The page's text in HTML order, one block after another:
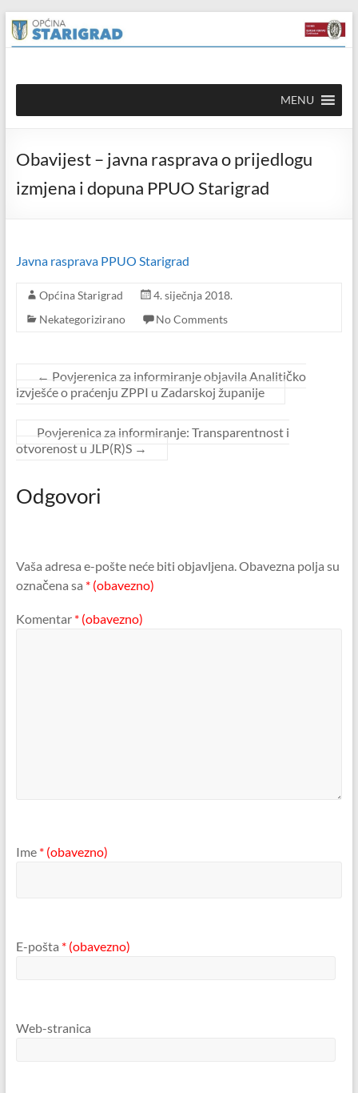
content
Skip
to
content
Općina
Starigrad
mrežna
stranica
MENU
Obavijest – javna rasprava o prijedlogu
izmjena i dopuna PPUO Starigrad
Javna rasprava PPUO Starigrad
Općina Starigrad
4. siječnja 2018.
Nekategorizirano
No Comments
← Povjerenica za informiranje objavila Analitičko
izvješće o praćenju ZPPI u Zadarskoj županije
Povjerenica za informiranje: Transparentnost i
otvorenost u JLP(R)S →
Odgovori
Vaša adresa e-pošte neće biti objavljena.Obavezna polja su
označena sa * (obavezno)
Komentar * (obavezno)
Ime * (obavezno)
E-pošta * (obavezno)
Web-stranica